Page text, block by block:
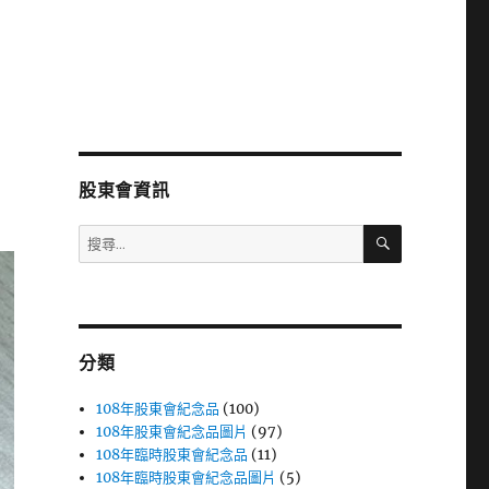
股東會資訊
搜
尋
字:
搜
分類
108年股東會紀念品 (100)
108年股東會紀念品圖片 (97)
108年臨時股東會紀念品 (11)
108年臨時股東會紀念品圖片 (5)